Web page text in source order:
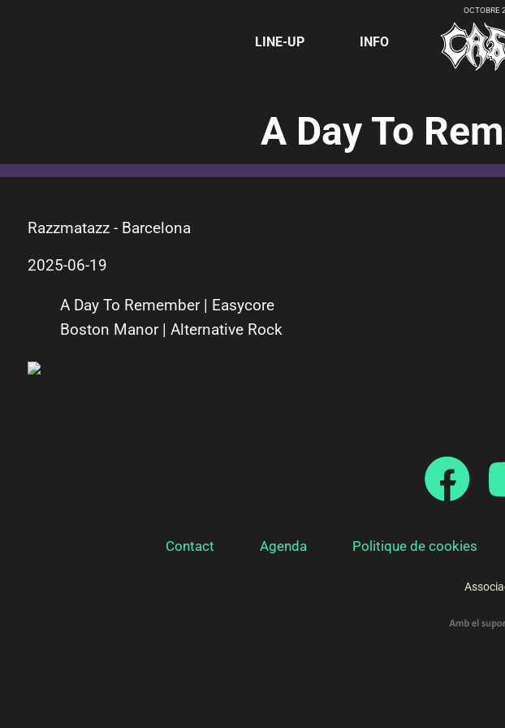
LINE-UP INFO
OCTOBRE
A Day To
Razzmatazz - Barcelona
2025-06-19
A Day To Remember | Easycore
Boston Manor | Alternative Rock
Contact Agenda Politique de cookies